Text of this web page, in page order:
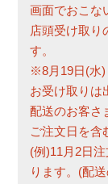
画面でおこな
店頭受け取り
す。
※8月19日(水)
お受け取りは
配送のお客さ
ご注文日を含
(例)11月2日
ります。(配